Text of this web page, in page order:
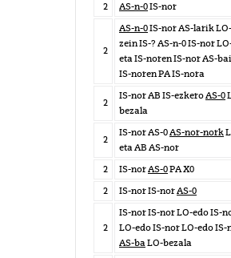
2
AS-n-0IS-nor
2
AS-n-0IS-nor AS-larik LO-
zein IS-? AS-n-0 IS-nor
eta IS-noren IS-nor AS-
IS-noren PA IS-nora
2
IS-nor AB IS-ezkeroAS-0
bezala
2
IS-nor AS-0AS-nor-nork
eta AB AS-nor
2
IS-norAS-0PA X0
2
IS-nor IS-norAS-0
2
IS-nor IS-nor LO-edo IS-
LO-edo IS-nor LO-edo IS-
AS-baLO-bezala